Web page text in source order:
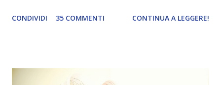
quest'idea. Lo scopo del tag è di associare ad ogni canzone
che sono quelle che decidiamo di non fare ma che qualcun
CONDIVIDI 35 COMMENTI CONTINUA A LEGGERE!